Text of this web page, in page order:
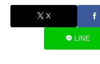
X
LINE